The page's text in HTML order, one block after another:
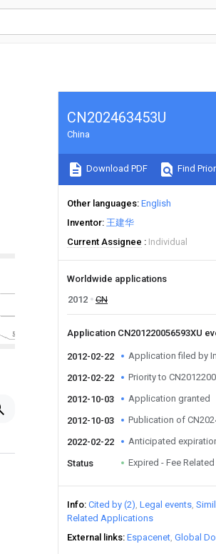
CN202463453U
China
Download PDF Find
Other languages English
Inventor 王建华
Current Assignee
Individual
Worldwide applications
2012
CN
Application CN201220056593XU
2012-02-22 Application filed by
2012-02-22 Priority to
2012-10-03 Application granted
2012-10-03 Publication of
2022-02-22 Anticipated
Status Expired - Fee Related
Info Cited by (2) Legal events
Related Applications
External links Espacenet Global